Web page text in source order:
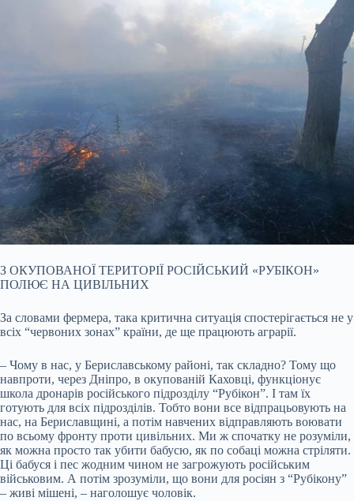
З ОКУПОВАНОЇ ТЕРИТОРІЇ РОСІЙСЬКИЙ «РУБІКОН»
ПОЛЮЄ НА ЦИВІЛЬНИХ
За словами фермера, така критична ситуація спостерігається не у
всіх “червоних зонах” країни, де ще працюють аграрії.
– Чому в нас, у Бериславському районі, так складно? Тому що
навпроти, через Дніпро, в окупованій Каховці, функціонує
школа дронарів російського підрозділу “Рубікон”. І там їх
готують для всіх підрозділів. Тобто вони все відпрацьовують на
нас, на Бериславщині, а потім навчених відправляють воювати
по всьому фронту проти цивільних. Ми ж спочатку не розуміли,
як можна просто так убити бабусю, як по собаці можна стріляти.
Ці бабуся і пес жодним чином не загрожують російським
військовим. А потім зрозуміли, що вони для росіян з “Рубікону”
– живі мішені, – наголошує чоловік.